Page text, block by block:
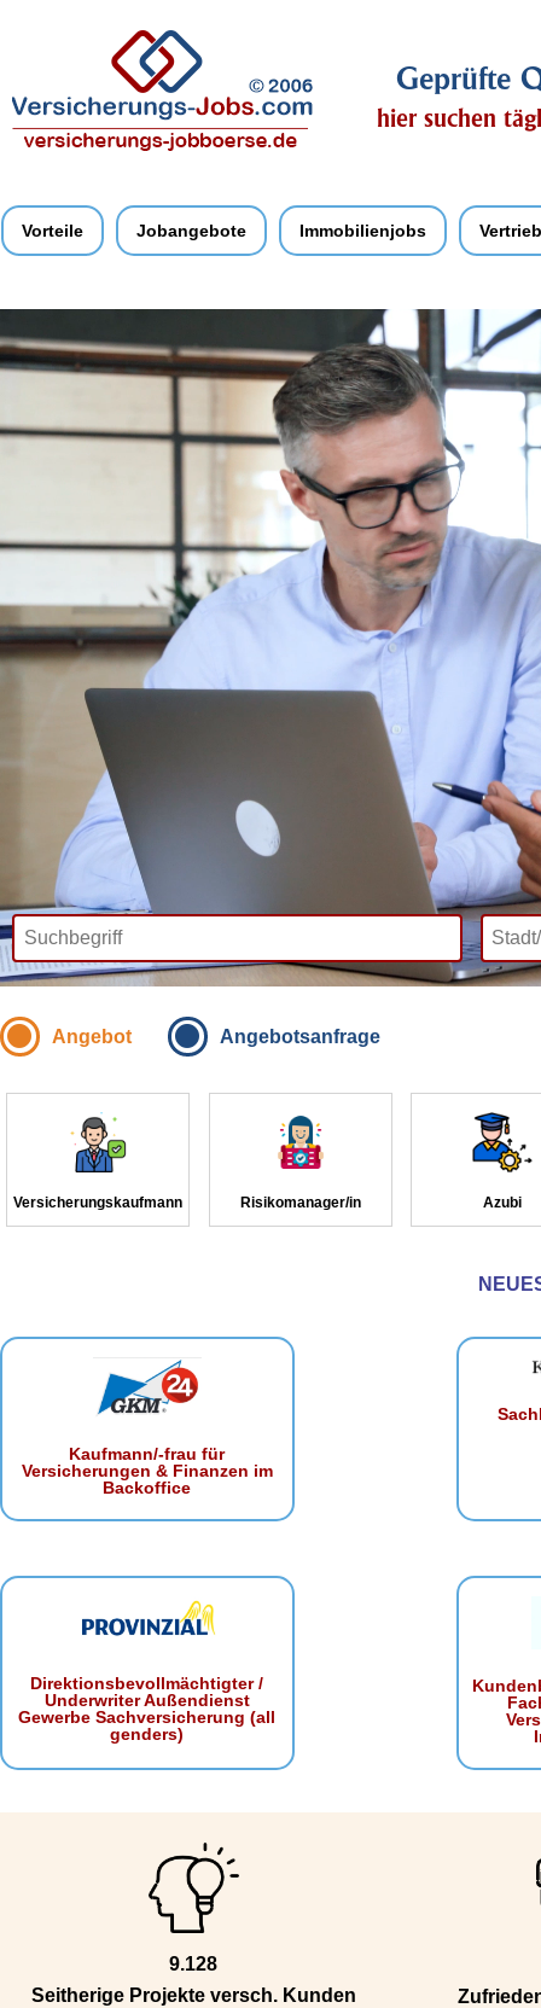
Geprüfte
hier suchen
Vorteile Jobangebote Immobilienjobs Vertrieb
Angebot Angebotsanfrage
Versicherungskaufmann Risikomanager/in Azubi
Kaufmann/-frau für
Versicherungen & Finanzen im
Backoffice
Direktionsbevollmächtigter /
Underwriter Außendienst
Gewerbe Sachversicherung (all
genders)
9.128
Seitherige Projekte versch. Kunden